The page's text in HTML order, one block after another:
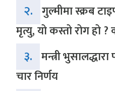
२. गुल्मीमा स्क्रब
मृत्यु, यो कस्तो रोग हो
३. मन्त्री
चार निर्णय